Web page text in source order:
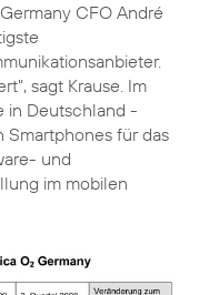
Germany CFO André
sagt Krause. Im
in Deutschland -
Smartphones für das
und
im mobilen